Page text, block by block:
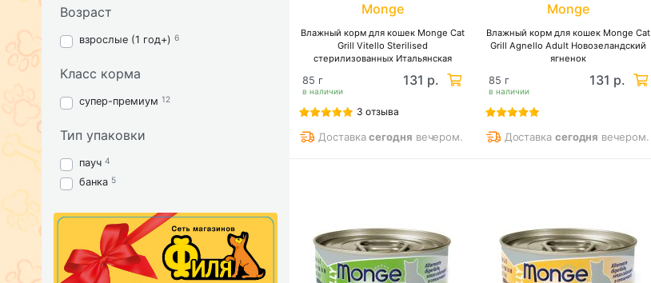
Возраст
взрослые (1 год+) 6
Класс корма
супер-премиум 12
Тип упаковки
пауч 4
банка 5
Monge
Влажный корм для кошек Monge Cat
Grill Vitello Sterilised
стерилизованных Итальянская
в наличии
85 г 131 р.
3 отзыва
Доставкасегодня вечером.
Monge
Влажный корм для кошек Monge Cat
Grill Agnello Adult Новозеландский
ягненок
в наличии
85 г 131 р.
Доставка сегодня вечером.